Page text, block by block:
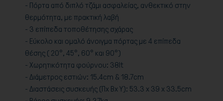
- Πόρτα από διπλό τζάμι ασφαλείας, ανθεκτικό στην
θερμότητα, με πρακτική λαβή
- 3 επίπεδα τοποθέτησης σχάρας
- Εύκολο και ομαλό άνοιγμα πόρτας με 4 επίπεδα
θέσης ( 20°, 45°, 60° και 90°)
- Χωρητικότητα φούρνου: 38lt
- Διάμετρος εστιών: 15.4cm & 18.7cm
- Διαστάσεις συσκευής (Πx Bx Y): 53.3 x 39 x 33.5cm